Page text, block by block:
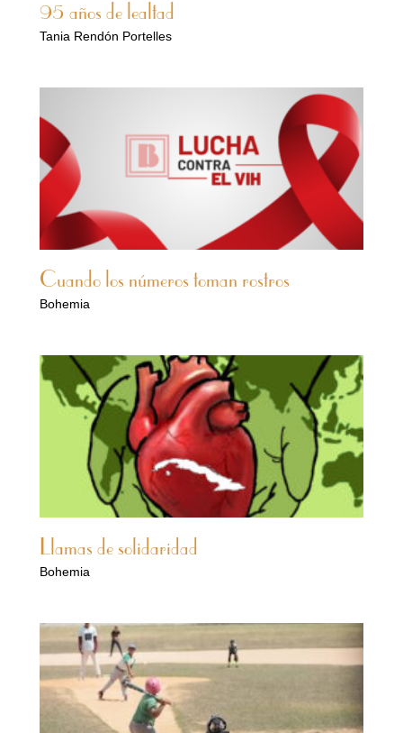
95 años de lealtad
Tania Rendón Portelles
Cuando los números toman rostros
Bohemia
Llamas de solidaridad
Bohemia